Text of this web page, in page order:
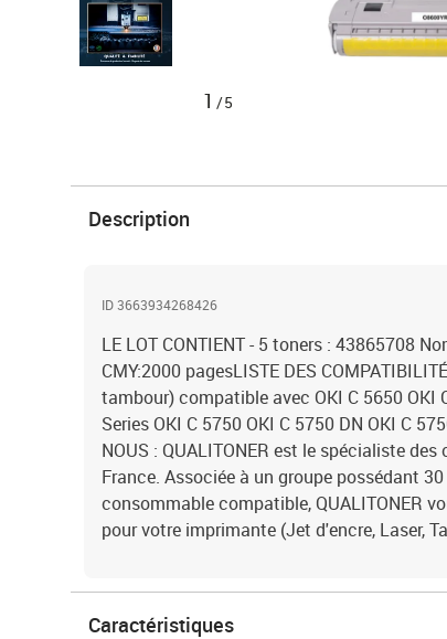
1 /5
Description
ID 3663934268426
LE LOT CONTIENT - 5 toners : 43865708
CMY:2000 pagesLISTE DES
tambour) compatible avec OKI C 5650 OKI
Series OKI C 5750 OKI C 5750 DN OKI C
NOUS : QUALITONER est le spécialiste
France. Associée à un groupe possédant
consommable compatible, QUALITONER
pour votre imprimante (Jet d'encre, Laser,
Caractéristiques